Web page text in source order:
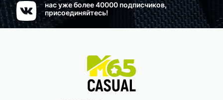
нас уже более 40000 подписчиков,
присоединяйтесь!